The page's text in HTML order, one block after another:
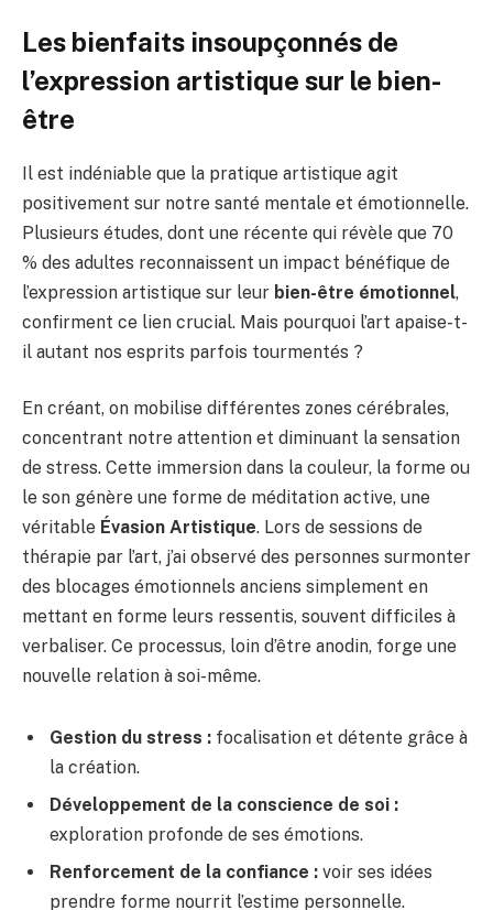
Les bienfaits insoupçonnés de
l’expression artistique sur le bien-
être
Il est indéniable que la pratique artistique agit
positivement sur notre santé mentale et émotionnelle.
Plusieurs études, dont une récente qui révèle que 70
% des adultes reconnaissent un impact bénéfique de
l’expression artistique sur leur bien-être émotionnel,
confirment ce lien crucial. Mais pourquoi l’art apaise-t-
il autant nos esprits parfois tourmentés ?
En créant, on mobilise différentes zones cérébrales,
concentrant notre attention et diminuant la sensation
de stress. Cette immersion dans la couleur, la forme ou
le son génère une forme de méditation active, une
véritable Évasion Artistique. Lors de sessions de
thérapie par l’art, j’ai observé des personnes surmonter
des blocages émotionnels anciens simplement en
mettant en forme leurs ressentis, souvent difficiles à
verbaliser. Ce processus, loin d’être anodin, forge une
nouvelle relation à soi-même.
Gestion du stress : focalisation et détente grâce à
la création.
Développement de la conscience de soi :
exploration profonde de ses émotions.
Renforcement de la confiance : voir ses idées
prendre forme nourrit l’estime personnelle.